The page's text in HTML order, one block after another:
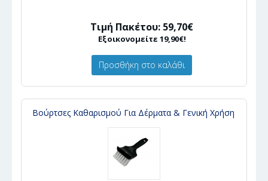
Τιμή Πακέτου: 59,70€
Εξοικονομείτε 19,90€!
Προσθήκη στο καλάθι
Βούρτσες Καθαρισμού Για Δέρματα & Γενική Χρήση